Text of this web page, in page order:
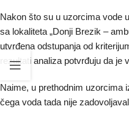
Nakon što su u uzorcima vode
sa lokaliteta „Donji Brezik –
utvrđena odstupanja od
rezultati analiza potvrđuju da
Naime, u prethodnim uzorcima
čega voda tada nije